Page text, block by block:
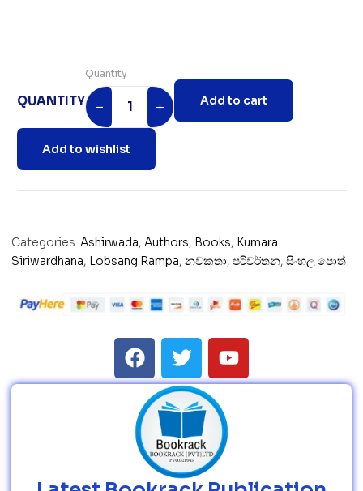
QUANTITY
Quantity
Add to cart
Add to wishlist
Categories: Ashirwada, Authors, Books, Kumara
Siriwardhana, Lobsang Rampa, නවකතා, පරිවර්තන, සිංහල පොත්